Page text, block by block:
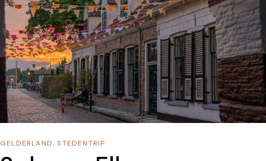
GELDERLAND, STEDENTRIP